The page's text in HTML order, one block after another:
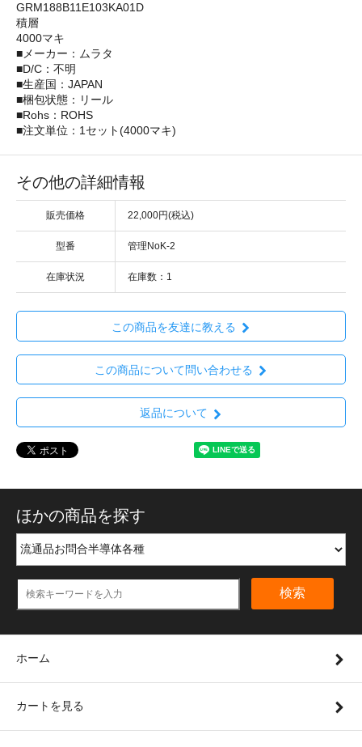
GRM188B11E103KA01D
積層
4000マキ
■メーカー：ムラタ
■D/C：不明
■生産国：JAPAN
■梱包状態：リール
■Rohs：ROHS
■注文単位：1セット(4000マキ)
その他の詳細情報
販売価格 22,000円(税込)
型番 管理NoK-2
在庫状況 在庫数：1
この商品を友達に教える
この商品について問い合わせる
返品について
ほかの商品を探す
検索
ホーム
カートを見る